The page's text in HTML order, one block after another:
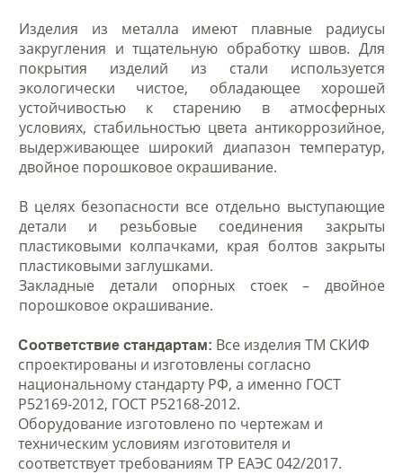
Изделия из металла имеют плавные радиусы
закругления и тщательную обработку швов. Для
покрытия изделий из стали используется
экологически чистое, обладающее хорошей
устойчивостью к старению в атмосферных
условиях, стабильностью цвета антикоррозийное,
выдерживающее широкий диапазон температур,
двойное порошковое окрашивание.
В целях безопасности все отдельно выступающие
детали и резьбовые соединения закрыты
пластиковыми колпачками, края болтов закрыты
пластиковыми заглушками.
Закладные детали опорных стоек – двойное
порошковое окрашивание.
Соответствие стандартам: Все изделия ТМ СКИФ
спроектированы и изготовлены согласно
национальному стандарту РФ, а именно ГОСТ
Р52169-2012, ГОСТ Р52168-2012.
Оборудование изготовлено по чертежам и
техническим условиям изготовителя и
соответствует требованиям ТР ЕАЭС 042/2017.